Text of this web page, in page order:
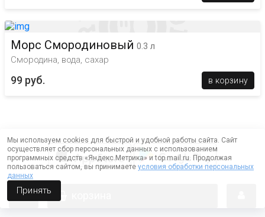
Морс Смородиновый 0.3 л
Смородина, вода, сахар
99 руб. в корзину
Мы используем cookies для быстрой и удобной работы сайта. Сайт
осуществляет сбор персональных данных с использованием
программных средств «Яндекс.Метрика» и top.mail.ru. Продолжая
пользоваться сайтом, вы принимаете условия обработки персональных
данных
Принять